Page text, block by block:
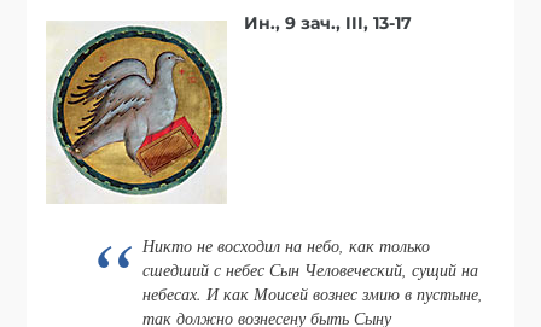
Ин., 9 зач., III, 13-17
Никто не восходил на небо, как только
сшедший с небес Сын Человеческий, сущий на
небесах. И как Моисей вознес змию в пустыне,
так должно вознесену быть Сыну